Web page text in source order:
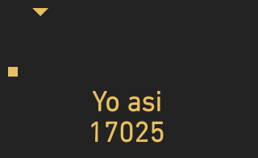
Yo asi
17025